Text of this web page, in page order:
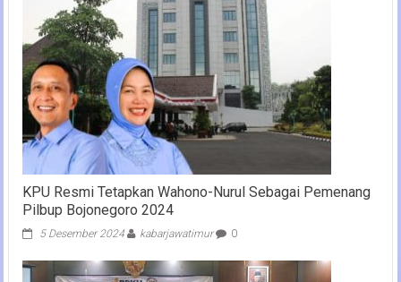
KPU Resmi Tetapkan Wahono-Nurul Sebagai Pemenang
Pilbup Bojonegoro 2024
5 Desember 2024 kabarjawatimur 0